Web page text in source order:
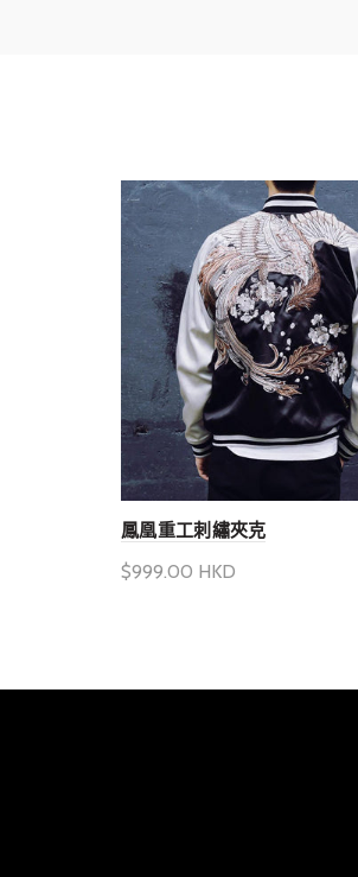
鳳凰重工刺繡夾克
$999.00 HKD